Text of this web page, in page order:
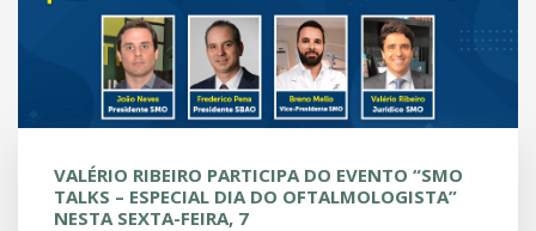
VALÉRIO RIBEIRO PARTICIPA DO EVENTO “SMO
TALKS – ESPECIAL DIA DO OFTALMOLOGISTA”
NESTA SEXTA-FEIRA, 7